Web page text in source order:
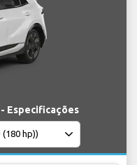
Especificações